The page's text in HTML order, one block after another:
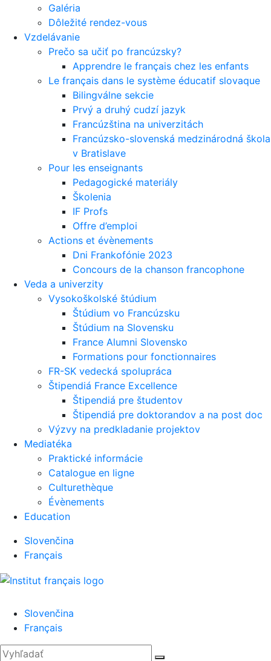
Galéria
Dôležité rendez-vous
Vzdelávanie
Prečo sa učiť po francúzsky?
Apprendre le français chez les enfants
Le français dans le système éducatif slovaque
Bilingválne sekcie
Prvý a druhý cudzí jazyk
Francúzština na univerzitách
Francúzsko-slovenská medzinárodná škola
v Bratislave
Pour les enseignants
Pedagogické materiály
Školenia
IF Profs
Offre d’emploi
Actions et évènements
Dni Frankofónie 2023
Concours de la chanson francophone
Veda a univerzity
Vysokoškolské štúdium
Štúdium vo Francúzsku
Štúdium na Slovensku
France Alumni Slovensko
Formations pour fonctionnaires
FR-SK vedecká spolupráca
Štipendiá France Excellence
Štipendiá pre študentov
Štipendiá pre doktorandov a na post doc
Výzvy na predkladanie projektov
Mediatéka
Praktické informácie
Catalogue en ligne
Culturethèque
Évènements
Education
Slovenčina
Français
Slovenčina
Français
'.__('Search').'
Zatvoriť
Hľadať: